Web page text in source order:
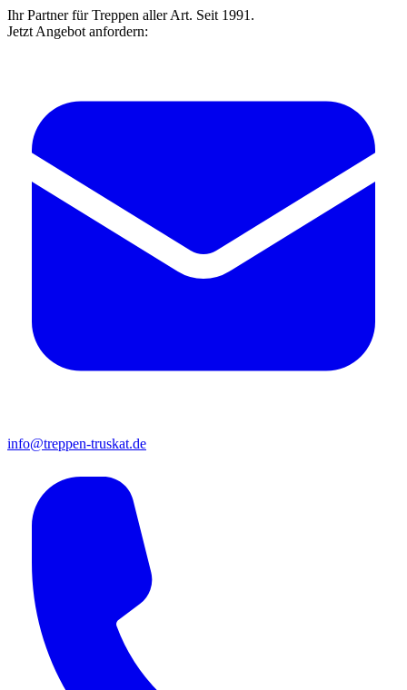
Ihr Partner für Treppen aller Art. Seit 1991.
Jetzt Angebot anfordern:
info@treppen-truskat.de